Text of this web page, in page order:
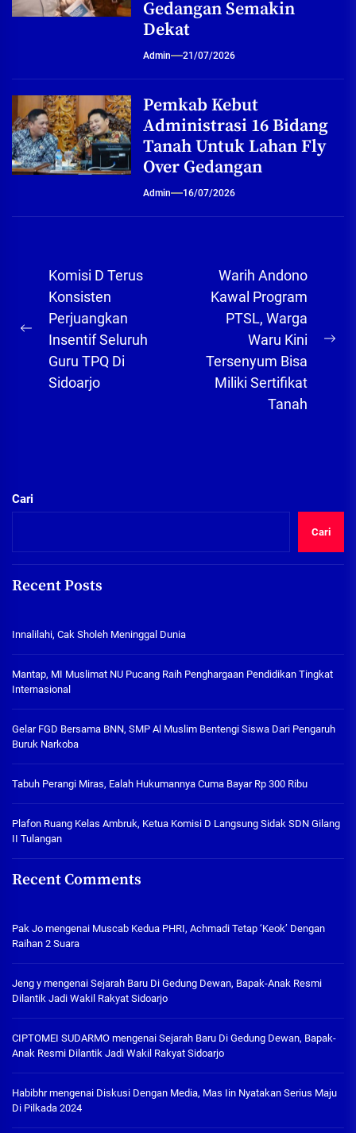
Gedangan Semakin
Dekat
Admin 21/07/2026
Pemkab Kebut
Administrasi 16 Bidang
Tanah Untuk Lahan Fly
Over Gedangan
Admin 16/07/2026
Navigasi
pos
Previous
post:
Komisi D Terus
Konsisten
Perjuangkan
Insentif Seluruh
Guru TPQ Di
Sidoarjo
Warih Andono
Kawal Program
PTSL, Warga
Waru Kini
Tersenyum Bisa
Miliki Sertifikat
Tanah
Cari
Cari
Recent Posts
Innalilahi, Cak Sholeh Meninggal Dunia
Mantap, MI Muslimat NU Pucang Raih Penghargaan Pendidikan Tingkat
Internasional
Gelar FGD Bersama BNN, SMP Al Muslim Bentengi Siswa Dari Pengaruh
Buruk Narkoba
Tabuh Perangi Miras, Ealah Hukumannya Cuma Bayar Rp 300 Ribu
Plafon Ruang Kelas Ambruk, Ketua Komisi D Langsung Sidak SDN Gilang
II Tulangan
Recent Comments
Pak Jo mengenai Muscab Kedua PHRI, Achmadi Tetap ‘Keok’ Dengan
Raihan 2 Suara
Jeng y mengenai Sejarah Baru Di Gedung Dewan, Bapak-Anak Resmi
Dilantik Jadi Wakil Rakyat Sidoarjo
CIPTOMEI SUDARMO mengenai Sejarah Baru Di Gedung Dewan, Bapak-
Anak Resmi Dilantik Jadi Wakil Rakyat Sidoarjo
Habibhrmengenai Diskusi Dengan Media, Mas Iin Nyatakan Serius Maju
Di Pilkada 2024